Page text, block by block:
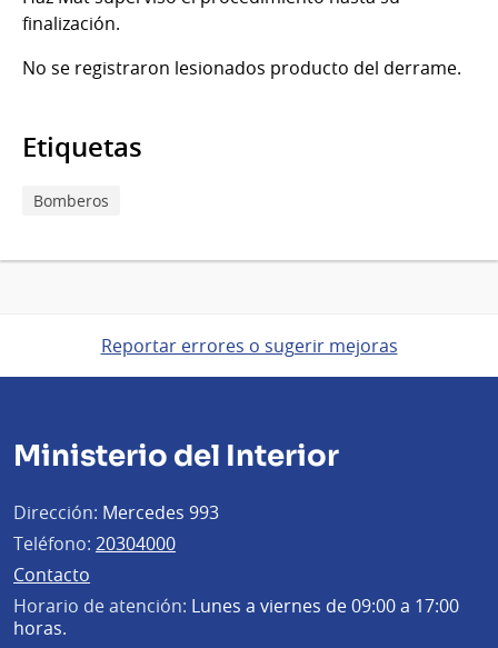
finalización.
No se registraron lesionados producto del derrame.
Etiquetas
Bomberos
Reportar errores o sugerir mejoras
Ministerio del Interior
Dirección: Mercedes 993
Teléfono: 20304000
Contacto
Horario de atención: Lunes a viernes de 09:00 a 17:00
horas.